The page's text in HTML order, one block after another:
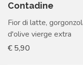
Contadine
Fior di latte,
d'olive vierge extra
€ 5,90